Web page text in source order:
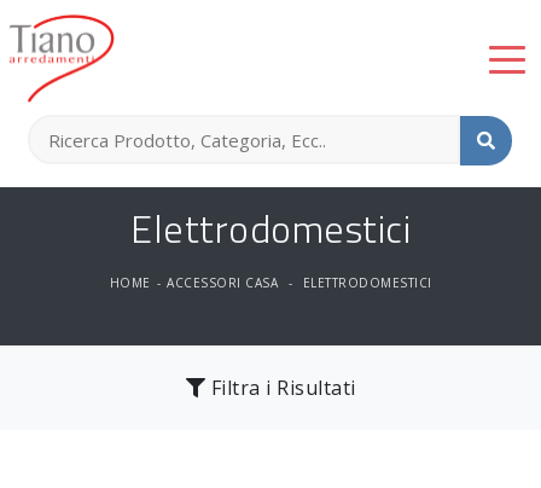
Elettrodomestici
HOME - ACCESSORI CASA - ELETTRODOMESTICI
Filtra i Risultati